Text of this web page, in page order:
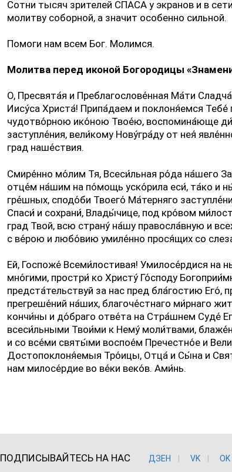
Сотни тысяч зрителей СПАСА у экранов и в
молитву соборной, а значит особенно сильной.
Помоги нам всем Бог. Молимся.
Молитва перед иконой Богородицы
О, Пресвята́я и Преблагослове́нная Ма́ти
Иису́са Христа́! Припа́даем и поклоня́емся
чудотво́рною ико́ною Твое́ю, воспомина́юще
заступле́ния, вели́кому Нову́гра́ду от нея́
град наше́ствия.
Смире́нно мо́лим Тя, Всеси́льная ро́да на́шего
отце́м на́шим на по́мощь уско́рила еси́, та́ко и
гре́шных, сподо́би Твоего́ Ма́терняго
Спаси́ и сохрани́, Влады́чице, под кро́вом
град Твой, всю страну́ на́шу правосла́вную и
с ве́рою и любо́вию умиле́нно прося́щих со
Ей, Госпоже́ Всеми́лостивая! Умилосе́рдися на
мно́гими, простри́ ко Христу́ Го́споду
предста́тельствуй за нас пред бла́гостию Его́,
прегреше́ний на́ших, благоче́стнаго ми́рнаго
кончи́ны и до́браго отве́та на Стра́шнем Суде́
всеси́льными Твои́ми к Нему́ моли́твами,
и со все́ми святы́ми воспое́м Пречестно́е и
Достопоклоня́емыя Тро́ицы, Отца́ и Сы́на и
нам милосе́рдие во ве́ки веко́в. Ами́нь.
ПОДПИСЫВАЙТЕСЬ НА НАС ДЗЕН VK ОK